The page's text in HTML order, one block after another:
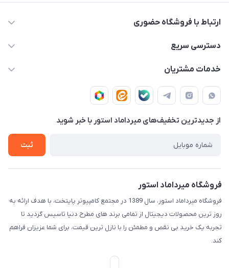
ارتباط با فروشگاه حضوری
02188874370 - 02188874371
پایتخت - طبقه اول - واحد 172
دسترسی سریع
صـفـحـه اصـلـی
دربـاره مـیـردامـاد اسـتـور
خدمات مشتریان
قـوانـیـن و مـقـررات
روش هـای پـرداخـت
تـیـکـت بـه پـشـتـیـبـانـی
از جدید‌ترین تخفیف‌های میرداماد استور با‌ خبر شوید
ثبت
فروشگاه میرداماد استور
فروشگاه میرداماد استور، سال 1389 در مجتمع کامپیوتر پایتخت، با هدف ارائه به
روز ترین محصولات دیجیتال از تمامی برند های مطرح دنیا تاسیس گردید تا
تجربه یک خرید بی نقص و مطمئن را با نازل ترین قیمت، برای شما عزیزان فراهم
کند.